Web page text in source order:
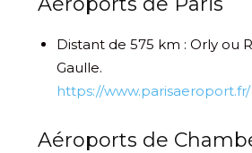
Distant de 575 km : Orly ou
Gaulle.
https://www.parisaeroport.fr/
Aéroports de